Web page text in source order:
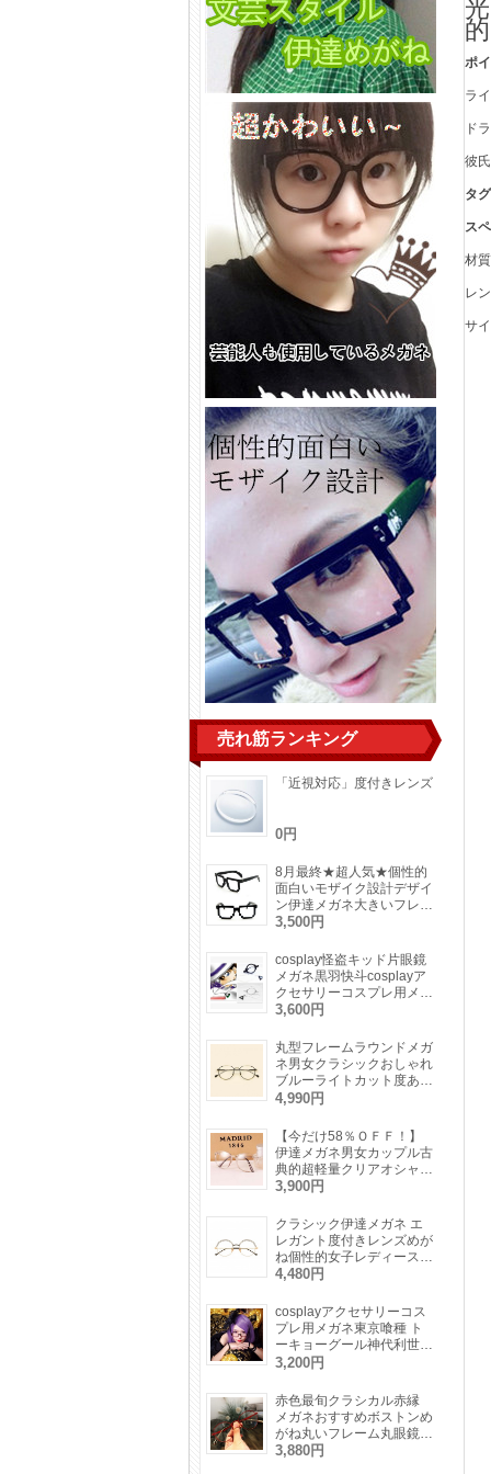
売れ筋ランキング
「近視対応」度付きレンズ
0円
8月最終★超人気★個性的
面白いモザイク設計デザイ
ン伊達メガネ大きいフレー
ム男女通用メガネフレーム
3,500円
cosplay怪盗キッド片眼鏡
メガネ黒羽快斗cosplayア
クセサリーコスプレ用メガ
ネ単眼鏡一眼鏡仮装コスプ
3,600円
丸型フレームラウンドメガ
ネ男女クラシックおしゃれ
ブルーライトカット度あり
レンズ対応伊達眼鏡芸能人
4,990円
【今だけ58％ＯＦＦ！】
伊達メガネ男女カップル古
典的超軽量クリアオシャレ
学生にも対応大きいフレー
3,900円
クラシック伊達メガネ エ
レガント度付きレンズめが
ね個性的女子レディース金
属フレーム韓国おしゃれ眼
ション スッピン隠し有名
人メガネフレーム金色
4,480円
cosplayアクセサリーコス
プレ用メガネ東京喰種 ト
ーキョーグール神代利世
（リゼ）ナイロール眼鏡仮
ね
3,200円
赤色最旬クラシカル赤縁
メガネおすすめボストンめ
がね丸いフレーム丸眼鏡レ
トロ伊達メガネ 赤黒ピン
3,880円
ポ
ラ
ド
彼
タ
ス
材
レ
サ